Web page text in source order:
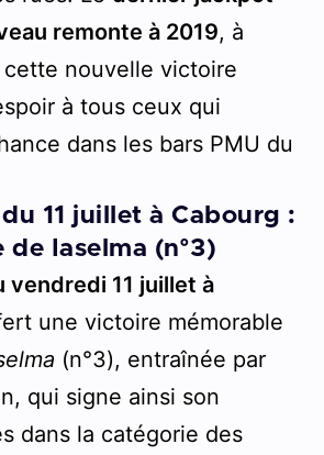
remonte à 2019, à
nouvelle victoire
à tous ceux qui
dans les bars PMU du
11 juillet à Cabourg :
Iaselma (n°3)
vendredi 11 juillet à
une victoire mémorable
(n°3), entraînée par
qui signe ainsi son
dans la catégorie des